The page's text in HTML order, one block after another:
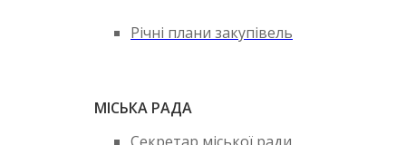
Річні плани закупівель
МІСЬКА РАДА
Секретар міської ради